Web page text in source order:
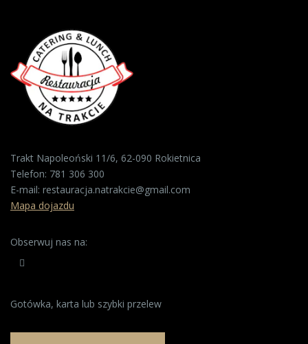
Trakt Napoleoński 11/6, 62-090 Rokietnica
Telefon: 781 306 300
E-mail: restauracja.natrakcie@gmail.com
Mapa dojazdu
Obserwuj nas na:
Gotówka, karta lub szybki przelew